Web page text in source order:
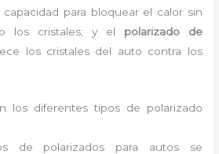
para bloquear el calor sin
los cristales; y el polarizado de
los cristales del auto contra los
los diferentes tipos de polarizado
de polarizados para autos se